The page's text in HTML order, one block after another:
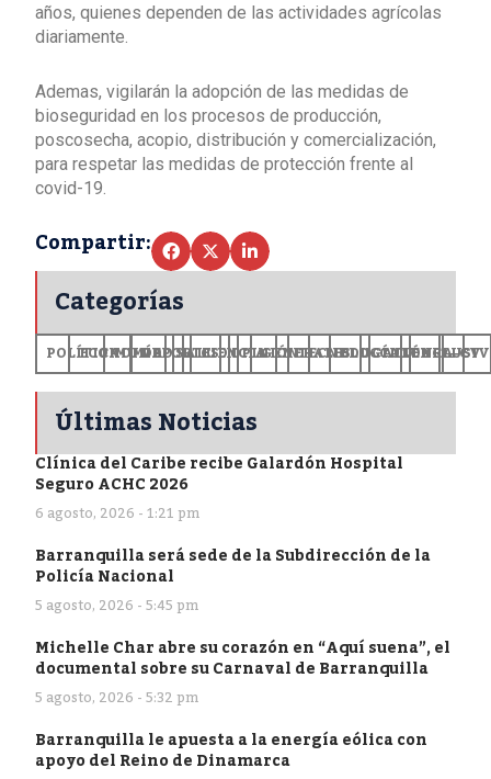
años, quienes dependen de las actividades agrícolas
diariamente.
Ademas, vigilarán la adopción de las medidas de
bioseguridad en los procesos de producción,
poscosecha, acopio, distribución y comercialización,
para respetar las medidas de protección frente al
covid-19.
Compartir:
Categorías
POLÍTICA
ECONOMÍA
MUNDODEPORTES
SALUDCIENCIA
OPINIÓN
GENERALES
TECNOLOGÍA
EDUCACIÓN
CULTURA+CV
Últimas Noticias
Clínica del Caribe recibe Galardón Hospital
Seguro ACHC 2026
6 agosto, 2026 - 1:21 pm
Barranquilla será sede de la Subdirección de la
Policía Nacional
5 agosto, 2026 - 5:45 pm
Michelle Char abre su corazón en “Aquí suena”, el
documental sobre su Carnaval de Barranquilla
5 agosto, 2026 - 5:32 pm
Barranquilla le apuesta a la energía eólica con
apoyo del Reino de Dinamarca